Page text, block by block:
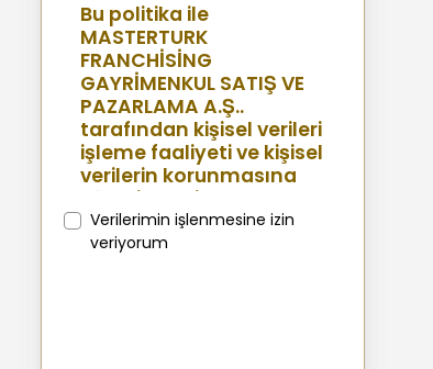
Bu politika ile
MASTERTURK
FRANCHİSİNG
GAYRİMENKUL SATIŞ VE
PAZARLAMA A.Ş..
tarafından kişisel verileri
işleme faaliyeti ve kişisel
verilerin korunmasına
yönelik benimsenen
sistemler konusunda
açıklamalarda
Verilerimin işlenmesine izin
veriyorum